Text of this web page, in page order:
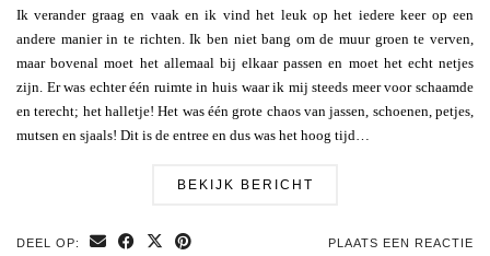
Ik verander graag en vaak en ik vind het leuk op het iedere keer op een
andere manier in te richten. Ik ben niet bang om de muur groen te verven,
maar bovenal moet het allemaal bij elkaar passen en moet het echt netjes
zijn. Er was echter één ruimte in huis waar ik mij steeds meer voor schaamde
en terecht; het halletje! Het was één grote chaos van jassen, schoenen, petjes,
mutsen en sjaals! Dit is de entree en dus was het hoog tijd…
BEKIJK BERICHT
DEEL OP: PLAATS EEN REACTIE